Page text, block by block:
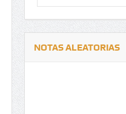
NOTAS ALEATORIAS